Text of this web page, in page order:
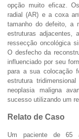
opção muito eficaz.
radial (AR) e a coxa
tamanho do defeito, a
estruturas adjacentes,
ressecção oncológica
O desfecho da
influenciado por seu
para a sua colocação
estrutura tridimensional
neoplasia maligna
sucesso utilizando um
Relato de Caso
Um paciente de 65